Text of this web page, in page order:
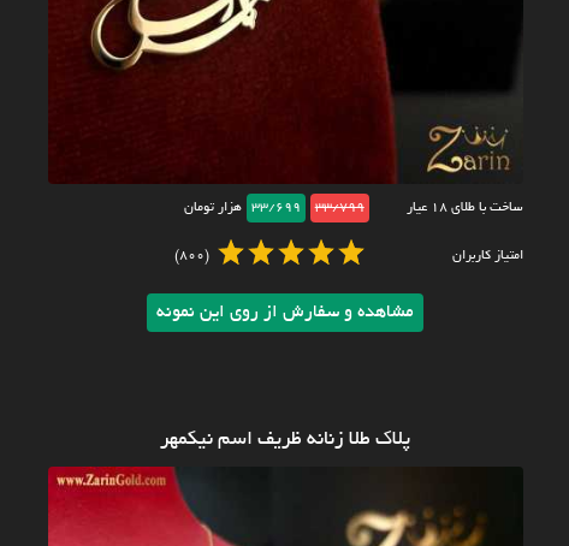
ساخت با طلای ۱۸ عیار 33/799
33/699 هزار تومان
امتیاز کاربران (800)
مشاهده و سفارش از روی این نمونه
پلاک طلا زنانه ظریف اسم نیکمهر